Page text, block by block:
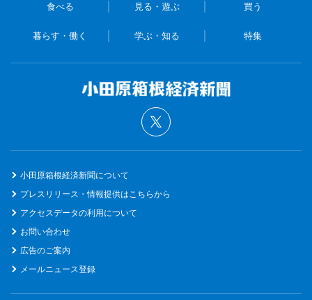
食べる 見る・遊ぶ 買う
暮らす・働く 学ぶ・知る 特集
小田原箱根経済新聞について
プレスリリース・情報提供はこちらから
アクセスデータの利用について
お問い合わせ
広告のご案内
メールニュース登録